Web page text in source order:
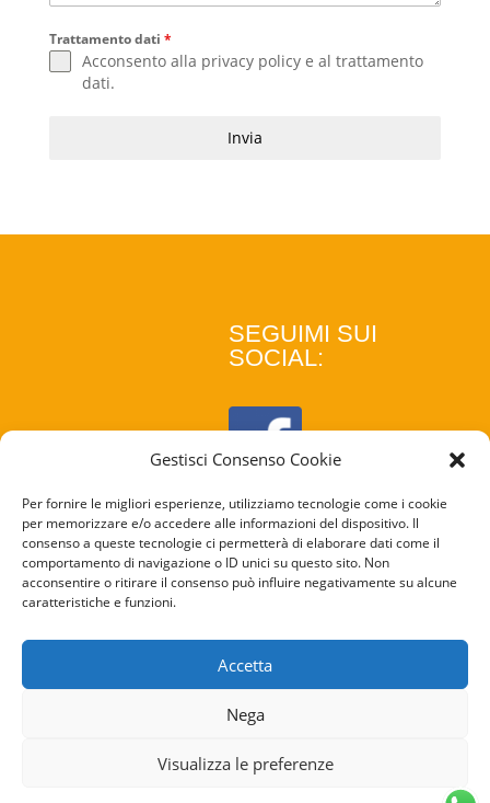
Gestisci Consenso Cookie
Per fornire le migliori esperienze, utilizziamo tecnologie come i cookie
per memorizzare e/o accedere alle informazioni del dispositivo. Il
consenso a queste tecnologie ci permetterà di elaborare dati come il
comportamento di navigazione o ID unici su questo sito. Non
acconsentire o ritirare il consenso può influire negativamente su alcune
caratteristiche e funzioni.
Accetta
Nega
Visualizza le preferenze
Trattamento dati *
Acconsento alla privacy policye al trattamento
dati.
Invia
SEGUIMI SUI
SOCIAL:
COOKIE
POLICY
PRIVACY